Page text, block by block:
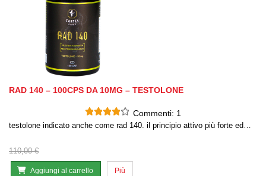
RAD 140 – 100CPS DA 10MG – TESTOLONE
Commenti: 1
testolone indicato anche come rad 140. il principio attivo più forte ed…
110,00 €
Aggiungi al carrello Più